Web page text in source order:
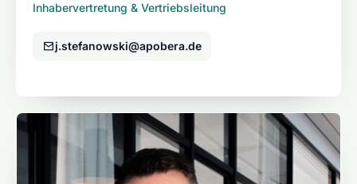
Inhabervertretung & Vertriebsleitung
j.stefanowski@apobera.de